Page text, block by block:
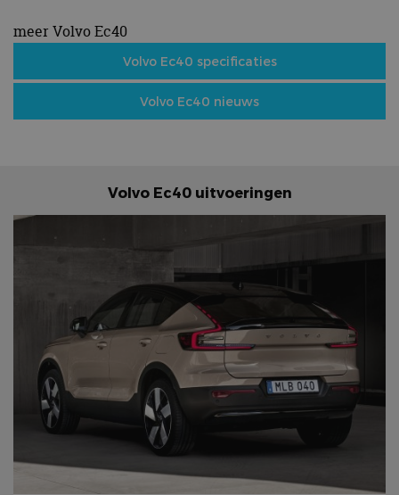
meer Volvo Ec40
Volvo Ec40 specificaties
Volvo Ec40 nieuws
Volvo Ec40 uitvoeringen